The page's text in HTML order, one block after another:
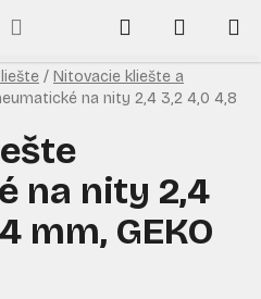
Hľadať
KOŠÍK
/ Nitovacie kliešte a
na nity 2,4 3,2 4,0 4,8
na nity 2,4
mm, GEKO